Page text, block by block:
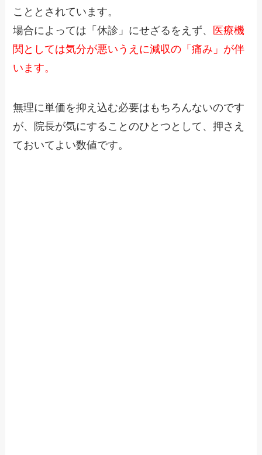
こととされています。
場合によっては「休診」にせざるをえず、 医療機
関としては気分が悪いうえに減収の「痛み」が伴
います。
無理に単価を抑え込む必要はもちろんないのです
が、院長が気にすることのひとつとして、押さえ
ておいてよい数値です。